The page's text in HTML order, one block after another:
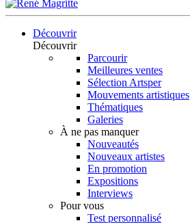
Découvrir
Découvrir
Parcourir
Meilleures ventes
Sélection Artsper
Mouvements artistiques
Thématiques
Galeries
À ne pas manquer
Nouveautés
Nouveaux artistes
En promotion
Expositions
Interviews
Pour vous
Test personnalisé